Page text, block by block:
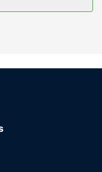
serve almoços e
menu do serviço de